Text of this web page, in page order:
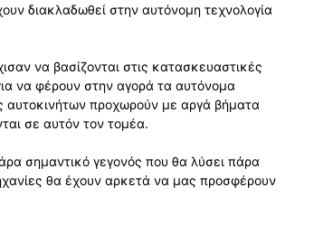
διακλαδωθεί στην αυτόνομη τεχνολογία
να βασίζονται στις κατασκευαστικές
να φέρουν στην αγορά τα αυτόνομα
αυτοκινήτων προχωρούν με αργά βήματα
σε αυτόν τον τομέα.
σημαντικό γεγονός που θα λύσει πάρα
θα έχουν αρκετά να μας προσφέρουν